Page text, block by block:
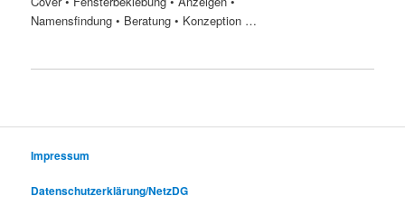
Namensfindung • Beratung • Konzeption …
Impressum
Datenschutzerklärung/NetzDG